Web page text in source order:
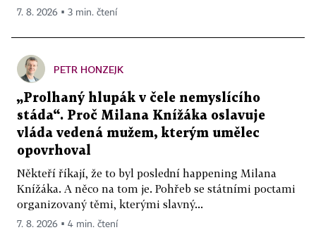
7. 8. 2026 ▪ 3 min. čtení
PETR HONZEJK
„Prolhaný hlupák v čele nemyslícího
stáda“. Proč Milana Knížáka oslavuje
vláda vedená mužem, kterým umělec
opovrhoval
Někteří říkají, že to byl poslední happening Milana
Knížáka. A něco na tom je. Pohřeb se státními poctami
organizovaný těmi, kterými slavný...
7. 8. 2026 ▪ 4 min. čtení